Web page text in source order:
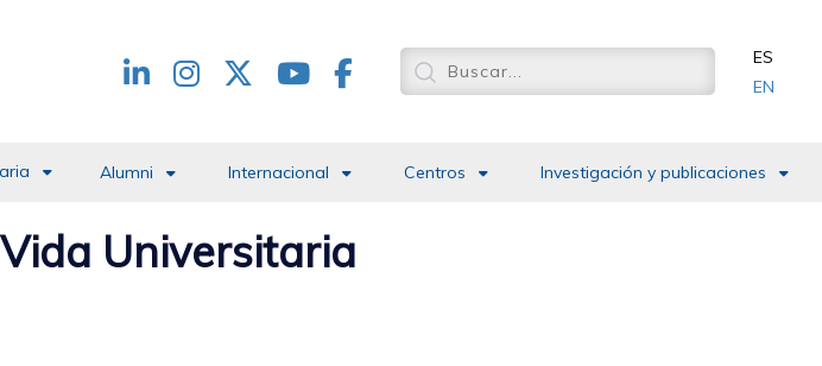
Redes
ES
EN
Alumni Internacional Centros Investigación y publicaciones
Universitaria